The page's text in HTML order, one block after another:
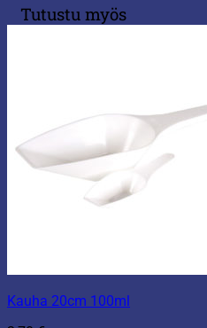
Tutustu myös
Kauha 20cm 100ml